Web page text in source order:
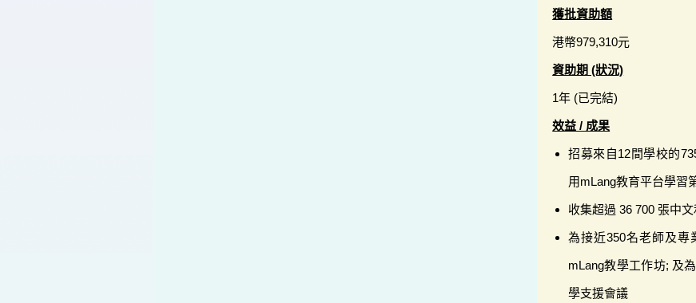
獲批資助額
港幣979,310元
資助期 (狀況)
1年 (已完結)
效益 / 成果
招募來自12間學校的
用mLang教育平台學習
收集超過 36 700 張中
為接近350名老師及專
mLang教學工作坊; 及
學支援會議